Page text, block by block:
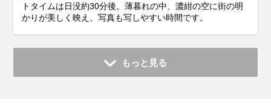
トタイムは日没約30分後。薄暮れの中、濃紺の空に街の明
かりが美しく映え、写真も写しやすい時間です。
もっと見る